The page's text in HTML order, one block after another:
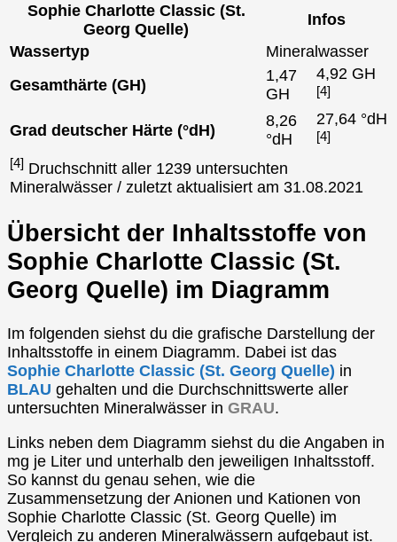
Sophie Charlotte Classic (St.
Georg Quelle)
Infos
Wassertyp
Mineralwasser
Gesamthärte (GH)
1,47
GH
4,92 GH
[4]
Grad deutscher Härte (°dH)
8,26
°dH
27,64 °dH
[4]
[4] Druchschnitt aller 1239 untersuchten
Mineralwässer / zuletzt aktualisiert am 31.08.2021
Übersicht der Inhaltsstoffe von
Sophie Charlotte Classic (St.
Georg Quelle) im Diagramm
Im folgenden siehst du die grafische Darstellung der
Inhaltsstoffe in einem Diagramm. Dabei ist das
Sophie Charlotte Classic (St. Georg Quelle) in
BLAU gehalten und die Durchschnittswerte aller
untersuchten Mineralwässer in GRAU.
Links neben dem Diagramm siehst du die Angaben in
mg je Liter und unterhalb den jeweiligen Inhaltsstoff.
So kannst du genau sehen, wie die
Zusammensetzung der Anionen und Kationen von
Sophie Charlotte Classic (St. Georg Quelle) im
Vergleich zu anderen Mineralwässern aufgebaut ist.